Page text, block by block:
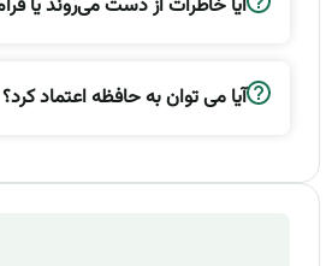
آیا خاطرات از دست می‌روند یا
آیا می توان به حافظه اعتماد کرد؟